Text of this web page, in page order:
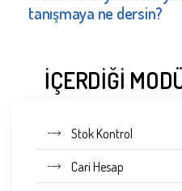
tanışmaya ne dersin?
İÇERDİĞİ
Stok Kontrol
Cari Hesap